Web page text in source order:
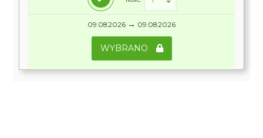
09.08.2026 → 09.08.2026
WYBRANO